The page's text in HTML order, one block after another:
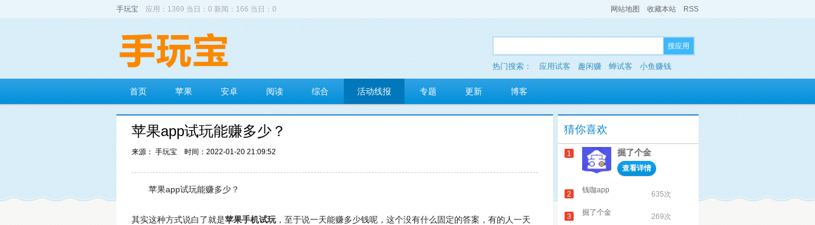
手玩宝 应用：1369 当日：0 新闻：166 当日：0 网站地图 收藏本站 RSS
搜应用
热门搜索： 应用试客 趣闲赚 蝉试客 小鱼赚钱
多玩红包
首页 苹果 安卓 阅读 综合 活动线报 专题 更新 博客
苹果app试玩能赚多少？
来源： 手玩宝 时间：2022-01-20 21:09:52
苹果app试玩能赚多少？
其实这种方式说白了就是苹果手机试玩，至于说一天能赚多少钱呢，这个没有什么固定的答案，有的人一天
猜你喜欢
1 掘了个金
查看详情
2 钱咖app 635次
3 掘了个金 269次